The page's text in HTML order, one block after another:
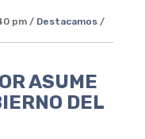
pm / Destacamos /
ASUME
DEL